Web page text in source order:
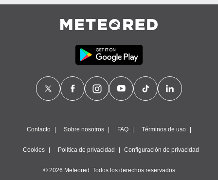
Contacto Sobre nosotros FAQ Términos de uso
Cookies Política de privacidad Configuración de privacidad
© 2026 Meteored. Todos los derechos reservados